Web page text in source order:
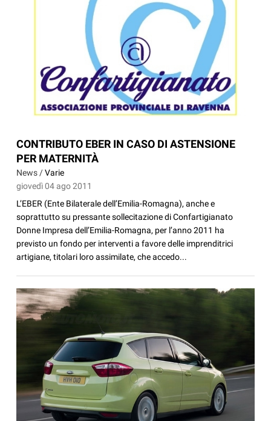
CONTRIBUTO EBER IN CASO DI ASTENSIONE
PER MATERNITÀ
News /Varie
giovedì 04 ago 2011
L’EBER (Ente Bilaterale dell’Emilia-Romagna), anche e
soprattutto su pressante sollecitazione di Confartigianato
Donne Impresa dell’Emilia-Romagna, per l’anno 2011 ha
previsto un fondo per interventi a favore delle imprenditrici
artigiane, titolari loro assimilate, che accedo...